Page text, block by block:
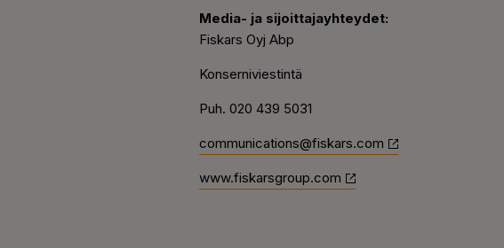
Media- ja sijoittajayhteydet:
Fiskars Oyj Abp
Konserniviestintä
Puh. 020 439 5031
communications@fiskars.com
www.fiskarsgroup.com